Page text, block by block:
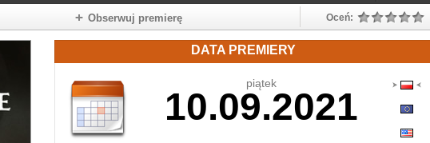
Obserwuj premierę Oceń:
DATA PREMIERY
piątek
10.09.2021